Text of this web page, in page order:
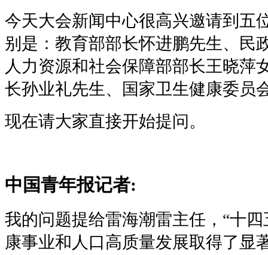
今天大会新闻中心很高兴邀请到五
别是：教育部部长怀进鹏先生、民
人力资源和社会保障部部长王晓萍
长孙业礼先生、国家卫生健康委员
现在请大家直接开始提问。
中国青年报记者:
我的问题提给雷海潮雷主任，“十
康事业和人口高质量发展取得了显